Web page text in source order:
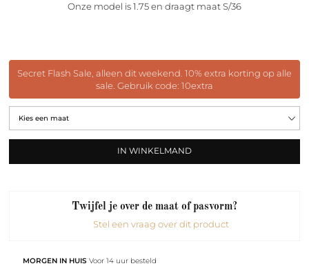
Onze model is 1.75 en draagt maat S/36
Secret Flash Sale, alleen dit weekend. 10% extra korting op alle
sale. Gebruik code: 10extra
IN WINKELMAND
Twijfel je over de maat of pasvorm?
Stel een vraag over dit product
MORGEN IN HUIS Voor 14 uur besteld